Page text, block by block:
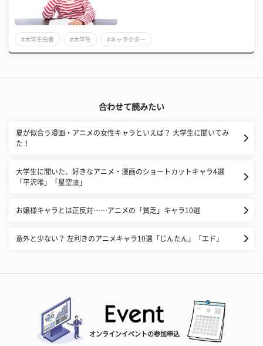
#大学生白書 #大学生 #キャラクター
合わせて読みたい
夏が似合う漫画・アニメの女性キャラといえば？ 大学生に聞いてみ
た！
大学生に聞いた、好きなアニメ・漫画のショートカットキャラ4選
「平沢唯」「星空凛」
お嬢様キャラとは正反対……アニメの「貧乏」キャラ10選
意外と少ない？ 左利きのアニメキャラ10選「じんたん」「エド」
オンラインイベントの参加申込